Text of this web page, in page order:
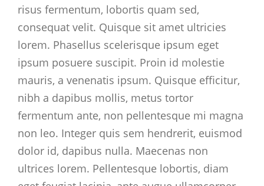
risus fermentum, lobortis quam sed,
consequat velit. Quisque sit amet ultricies
lorem. Phasellus scelerisque ipsum eget
ipsum posuere suscipit. Proin id molestie
mauris, a venenatis ipsum. Quisque efficitur,
nibh a dapibus mollis, metus tortor
fermentum ante, non pellentesque mi magna
non leo. Integer quis sem hendrerit, euismod
dolor id, dapibus nulla. Maecenas non
ultrices lorem. Pellentesque lobortis, diam